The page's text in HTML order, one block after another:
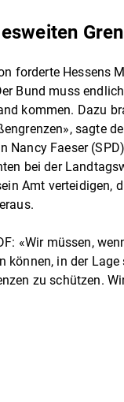
forderte Hessens
Bund muss
kommen. Dazu
sagte
Nancy Faeser
bei der
Amt verteidigen,
«Wir müssen,
können, in der Lage
zu schützen.